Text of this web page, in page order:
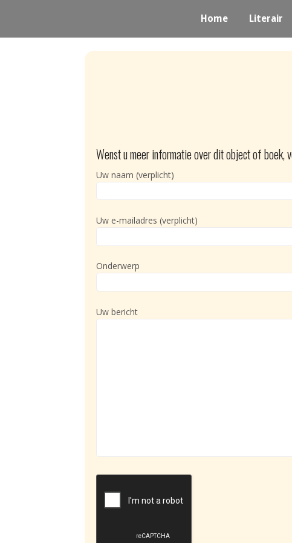
Home Literair
Wenst u meer informatie over dit object of boek,
Uw naam (verplicht)
Uw e-mailadres (verplicht)
Onderwerp
Uw bericht